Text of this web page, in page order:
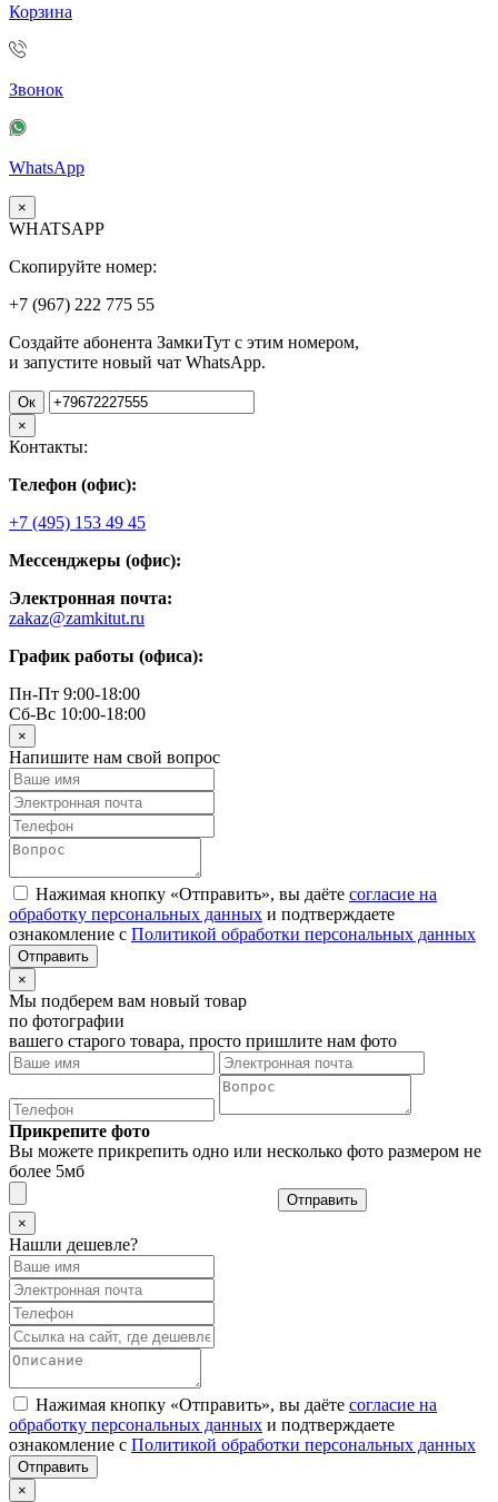
Корзина
Звонок
WhatsApp
×
WHATSAPP
Скопируйте номер:
+7 (967) 222 775 55
Создайте абонента ЗамкиТут с этим номером,
и запустите новый чат WhatsApp.
Ок
×
Контакты:
Телефон (офис):
+7 (495) 153 49 45
Мессенджеры (офис):
Электронная почта:
zakaz@zamkitut.ru
График работы (офиса):
Пн-Пт 9:00-18:00
Сб-Вс 10:00-18:00
×
Напишите нам свой вопрос
Нажимая кнопку «Отправить», вы даёте согласие на
обработку персональных данных и подтверждаете
ознакомление с Политикой обработки персональных данных
×
Мы подберем вам новый товар
по фотографии
вашего старого товара, просто пришлите нам фото
Прикрепите фото
Вы можете прикрепить одно или несколько фото размером не
более 5мб
Отправить
×
Нашли дешевле?
Нажимая кнопку «Отправить», вы даёте согласие на
обработку персональных данных и подтверждаете
ознакомление с Политикой обработки персональных данных
×